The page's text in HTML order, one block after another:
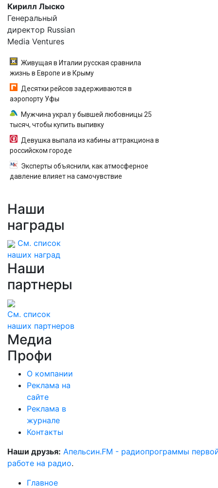
Кирилл Лыско
Генеральный
директор Russian
Media Ventures
Живущая в Италии русская сравнила
жизнь в Европе и в Крыму
Десятки рейсов задерживаются в
аэропорту Уфы
Мужчина украл у бывшей любовницы 25
тысяч, чтобы купить выпивку
Девушка выпала из кабины аттракциона в
российском городе
Эксперты объяснили, как атмосферное
давление влияет на самочувствие
Наши
награды
См. список
наших наград
Наши
партнеры
См. список
наших партнеров
Медиа
Профи
О компании
Реклама на
сайте
Реклама в
журнале
Контакты
Наши друзья: Апельсин.FM - радиопрограммы
работе на радио.
Главное